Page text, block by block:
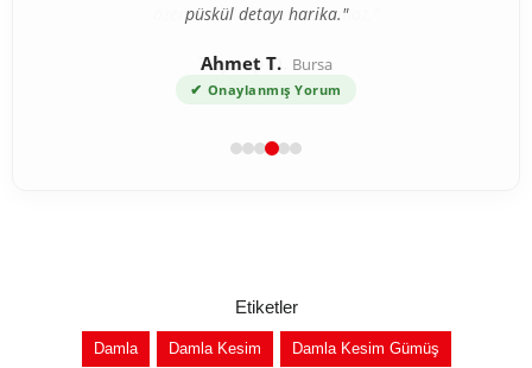
püskül detayı harika."
Ahmet T. Bursa
✔ Onaylanmış Yorum
Etiketler
Damla Damla Kesim Damla Kesim Gümüş